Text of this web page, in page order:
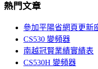
熱門文章
參加平陽省網頁更新
CS530 變頻器
南越冠賢業績實績表
CS530H 變頻器